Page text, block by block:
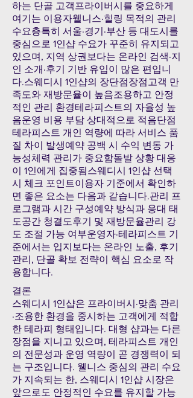
하는 단골 고객프라이버시를 중요하게
여기는 이용자웰니스·힐링 목적의 관리
수요층특히 서울·경기·부산 등 대도시를
중심으로 1인샵 수요가 꾸준히 유지되고
있으며, 지역 상권보다는 온라인 검색·지
인 소개·후기 기반 유입이 많은 편입니
다.스웨디시 1인샵의 장단점장점고객 만
족도와 재방문율이 높음조용하고 안정
적인 관리 환경테라피스트의 자율성 높
음운영 비용 부담 상대적으로 적음단점
테라피스트 개인 역량에 따라 서비스 품
질 차이 발생예약 공백 시 수익 변동 가
능성체력 관리가 중요함돌발 상황 대응
이 1인에게 집중됨스웨디시 1인샵 선택
시 체크 포인트이용자 기준에서 확인하
면 좋은 요소는 다음과 같습니다.관리 프
로그램과 시간 구성예약 방식과 응대 태
도공간 청결도후기 및 재방문율관리 강
도 조절 가능 여부운영자·테라피스트 기
준에서는 입지보다는 온라인 노출, 후기
관리, 단골 확보 전략이 핵심 요소로 작
용합니다.
결론
스웨디시 1인샵은 프라이버시·맞춤 관리
·조용한 환경을 중시하는 고객에게 적합
한 테라피 형태입니다. 대형 샵과는 다른
장점을 지니고 있으며, 테라피스트 개인
의 전문성과 운영 역량이 곧 경쟁력이 되
는 구조입니다. 웰니스 중심의 관리 수요
가 지속되는 한, 스웨디시 1인샵 시장은
앞으로도 안정적인 수요를 유지할 가능